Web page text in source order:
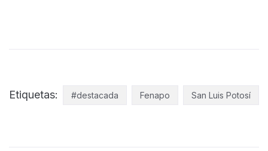
Etiquetas: #destacada Fenapo San Luis Potosí